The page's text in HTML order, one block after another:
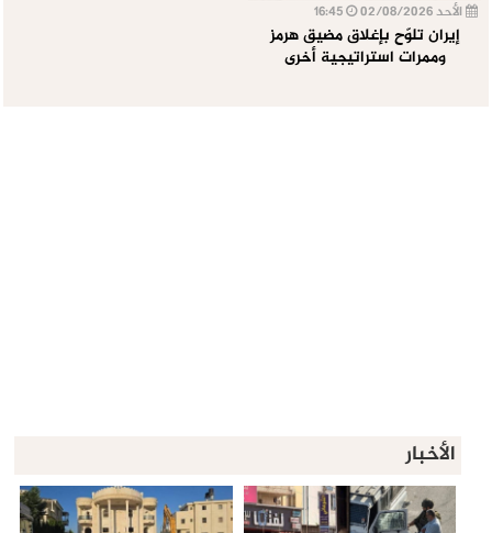
الأحد 02/08/2026
إيران تلوّح بإغلاق مضيق هرمز
وممرات استراتيجية أخرى
الأخبار